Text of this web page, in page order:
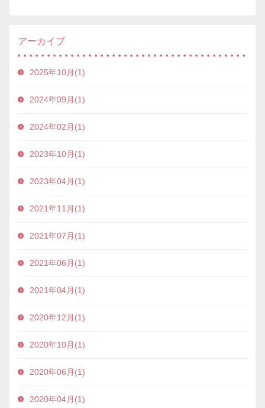
アーカイブ
2025年10月(1)
2024年09月(1)
2024年02月(1)
2023年10月(1)
2023年04月(1)
2021年11月(1)
2021年07月(1)
2021年06月(1)
2021年04月(1)
2020年12月(1)
2020年10月(1)
2020年06月(1)
2020年04月(1)